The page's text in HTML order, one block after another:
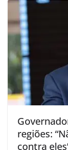
regiões:
contra